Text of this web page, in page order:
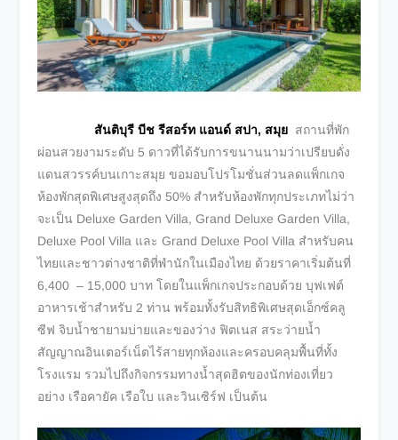
สันติบุรี บีช รีสอร์ท แอนด์ สปา, สมุย สถานที่พัก
ผ่อนสวยงามระดับ 5 ดาวที่ได้รับการขนานนามว่าเปรียบดั่ง
แดนสวรรค์บนเกาะสมุย ขอมอบโปรโมชั่นส่วนลดแพ็กเกจ
ห้องพักสุดพิเศษสูงสุดถึง 50% สำหรับห้องพักทุกประเภทไม่ว่า
จะเป็น Deluxe Garden Villa, Grand Deluxe Garden Villa,
Deluxe Pool Villa และ Grand Deluxe Pool Villa สำหรับคน
ไทยและชาวต่างชาติที่พำนักในเมืองไทย ด้วยราคาเริ่มต้นที่
6,400 – 15,000 บาท โดยในแพ็กเกจประกอบด้วย บุฟเฟต์
อาหารเช้าสำหรับ 2 ท่าน พร้อมทั้งรับสิทธิพิเศษสุดเอ็กซ์คลู
ซีฟ จิบน้ำชายามบ่ายและของว่าง ฟิตเนส สระว่ายน้ำ
สัญญาณอินเตอร์เน็ตไร้สายทุกห้องและครอบคลุมพื้นที่ทั้ง
โรงแรม รวมไปถึงกิจกรรมทางน้ำสุดฮิตของนักท่องเที่ยว
อย่าง เรือคายัค เรือใบ และวินเซิร์ฟ เป็นต้น